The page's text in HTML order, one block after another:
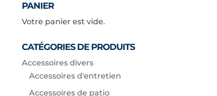
PANIER
Votre panier est vide.
CATÉGORIES DE PRODUITS
Accessoires divers
Accessoires d'entretien
Accessoires de patio